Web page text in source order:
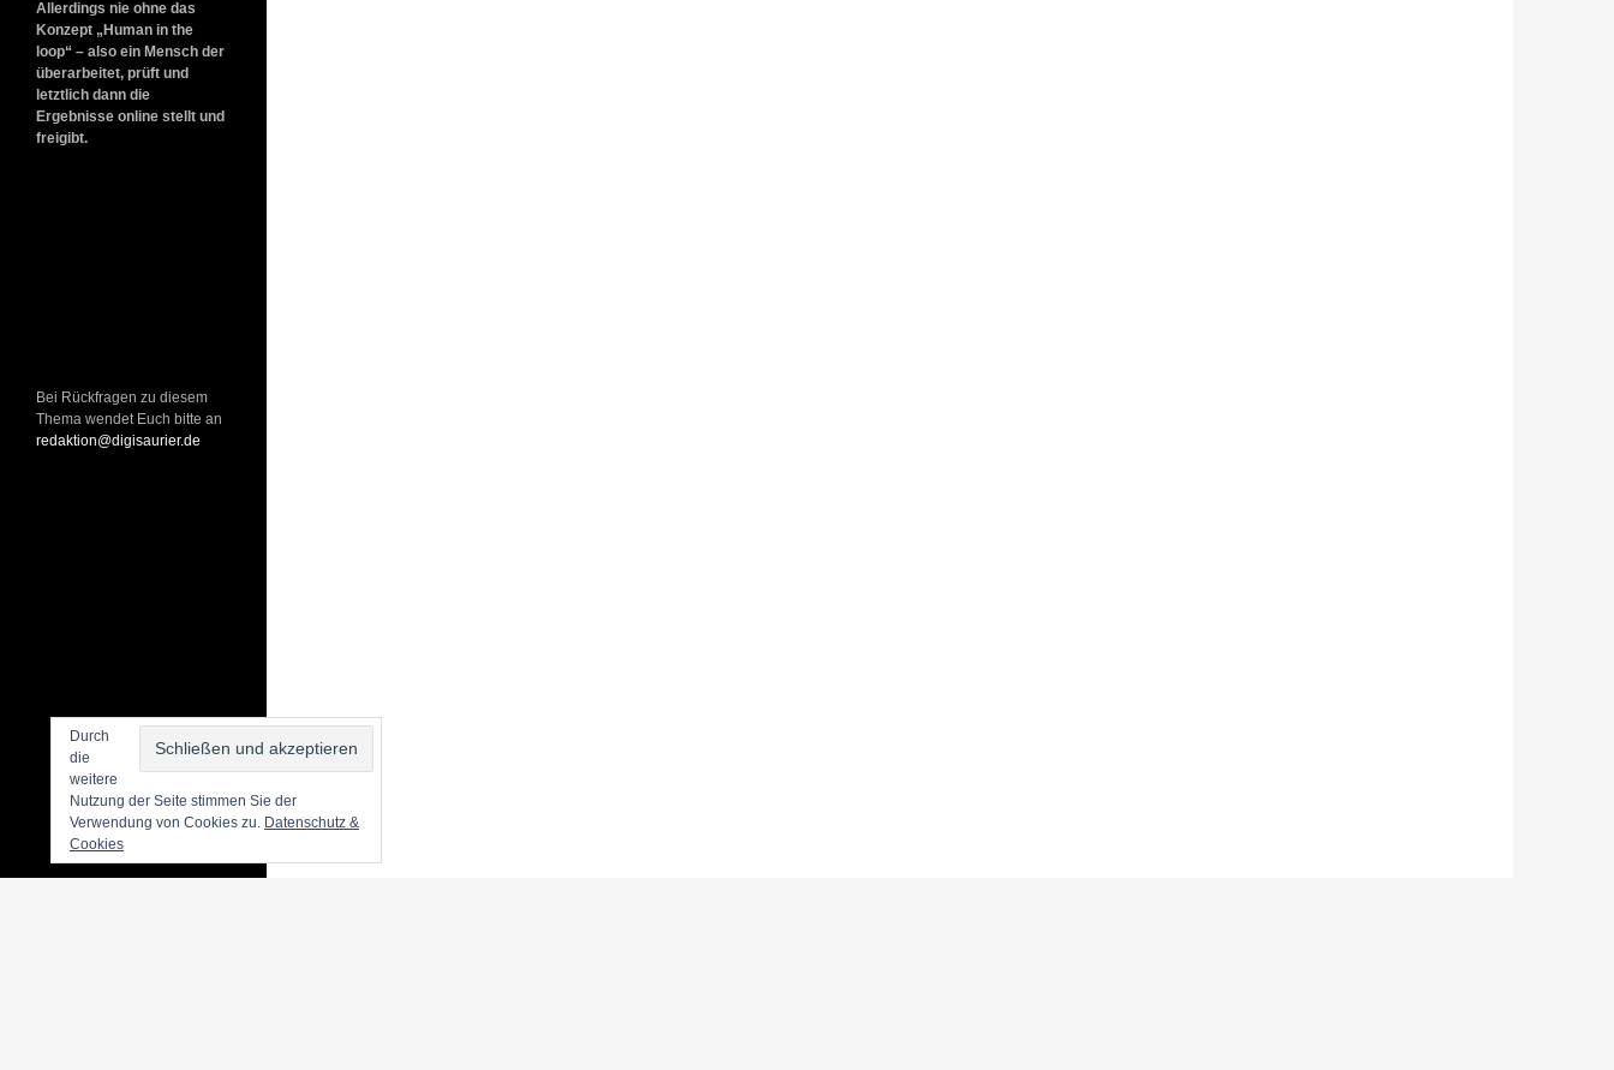
Allerdings nie ohne das
Konzept „Human in the
loop“ – also ein Mensch der
überarbeitet, prüft und
letztlich dann die
Ergebnisse online stellt und
freigibt.
Bei Rückfragen zu diesem
Thema wendet Euch bitte an
redaktion@digisaurier.de
Durch
die
weitere
Nutzung der Seite stimmen Sie der
Verwendung von Cookies zu. Datenschutz &
Cookies